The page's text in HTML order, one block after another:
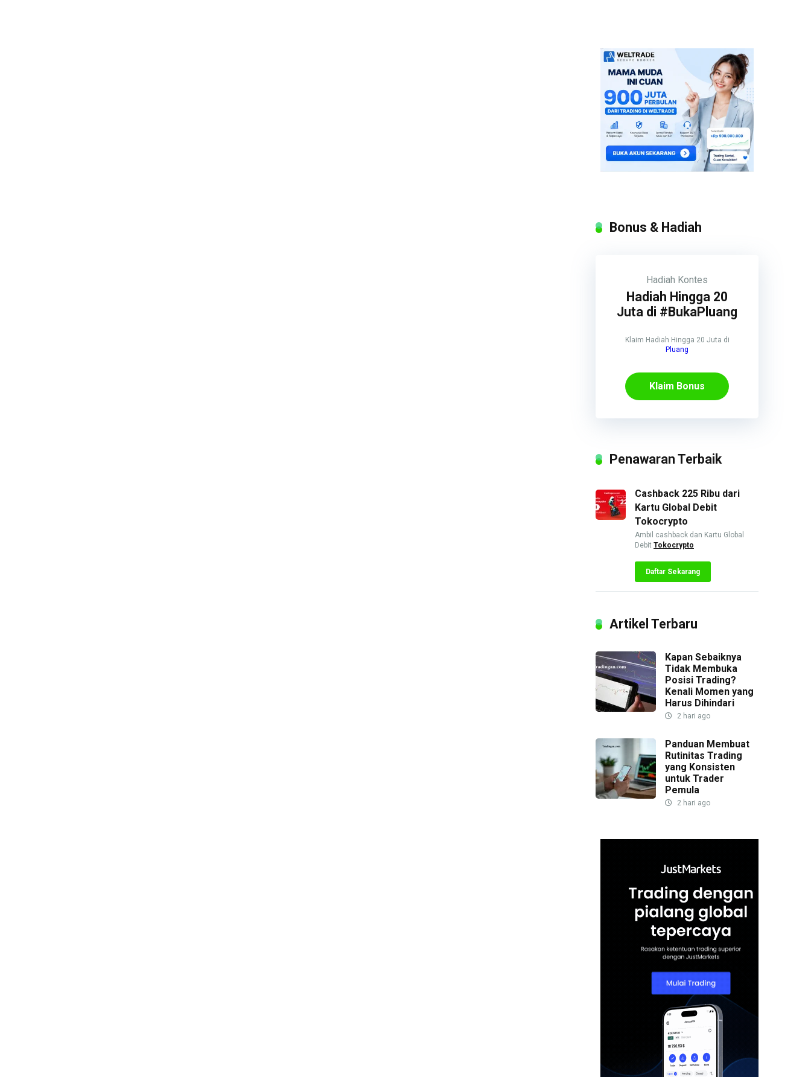
Bonus & Hadiah
Hadiah Kontes
Hadiah Hingga 20
Juta di #BukaPluang
Klaim Hadiah Hingga 20 Juta di
Pluang
Klaim Bonus
Penawaran Terbaik
Cashback 225 Ribu dari
Kartu Global Debit
Tokocrypto
Ambil cashback dan Kartu Global
Debit Tokocrypto
Daftar Sekarang
Artikel Terbaru
Kapan Sebaiknya
Tidak Membuka
Posisi Trading?
Kenali Momen yang
Harus Dihindari
2 hari ago
Panduan Membuat
Rutinitas Trading
yang Konsisten
untuk Trader
Pemula
2 hari ago